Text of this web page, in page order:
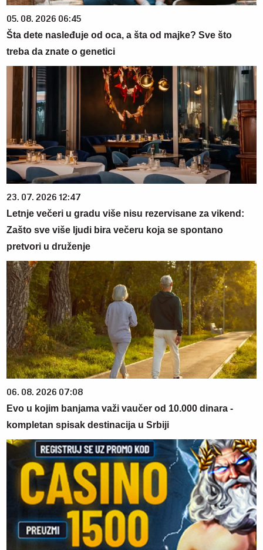
05. 08. 2026 06:45
Šta dete nasleđuje od oca, a šta od majke? Sve što
treba da znate o genetici
23. 07. 2026 12:47
Letnje večeri u gradu više nisu rezervisane za vikend:
Zašto sve više ljudi bira večeru koja se spontano
pretvori u druženje
06. 08. 2026 07:08
Evo u kojim banjama važi vaučer od 10.000 dinara -
kompletan spisak destinacija u Srbiji